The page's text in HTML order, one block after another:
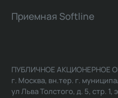
Приемная Softline
ПУБЛИЧНОЕ АКЦИОНЕРНОЕ
г. Москва, вн.тер. г.
ул Льва Толстого, д. 5, стр.